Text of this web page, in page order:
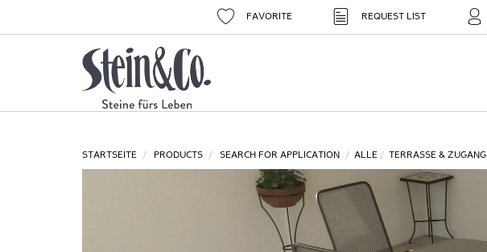
FAVORITE REQUEST LIST
STARTSEITE PRODUCTS SEARCH FOR APPLICATION ALLE TERRASSE & ZUGANG